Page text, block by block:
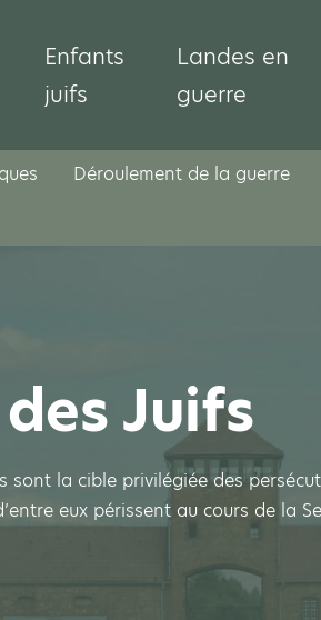
Enfants
juifs
Landes en
guerre
Déroulement de la guerre
Juifs
sont la cible privilégiée des
eux périssent au cours de la